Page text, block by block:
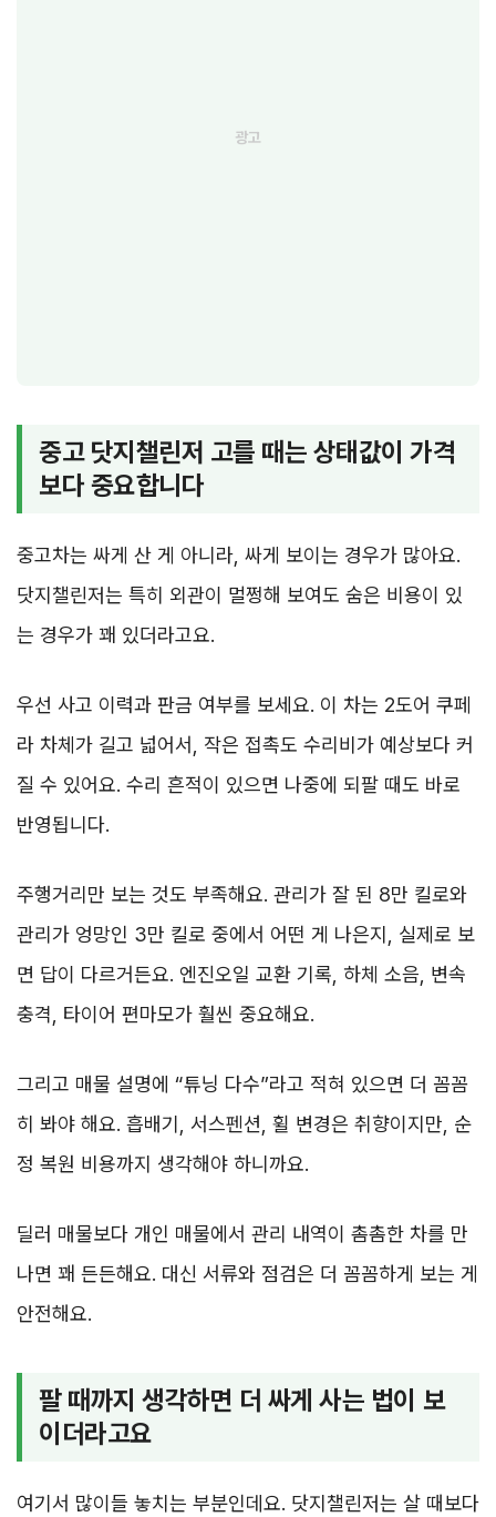
중고 닷지챌린저 고를 때는 상태값이 가격
보다 중요합니다
중고차는 싸게 산 게 아니라, 싸게 보이는 경우가 많아요.
닷지챌린저는 특히 외관이 멀쩡해 보여도 숨은 비용이 있
는 경우가 꽤 있더라고요.
우선 사고 이력과 판금 여부를 보세요. 이 차는 2도어 쿠페
라 차체가 길고 넓어서, 작은 접촉도 수리비가 예상보다 커
질 수 있어요. 수리 흔적이 있으면 나중에 되팔 때도 바로
반영됩니다.
주행거리만 보는 것도 부족해요. 관리가 잘 된 8만 킬로와
관리가 엉망인 3만 킬로 중에서 어떤 게 나은지, 실제로 보
면 답이 다르거든요. 엔진오일 교환 기록, 하체 소음, 변속
충격, 타이어 편마모가 훨씬 중요해요.
그리고 매물 설명에 “튜닝 다수”라고 적혀 있으면 더 꼼꼼
히 봐야 해요. 흡배기, 서스펜션, 휠 변경은 취향이지만, 순
정 복원 비용까지 생각해야 하니까요.
딜러 매물보다 개인 매물에서 관리 내역이 촘촘한 차를 만
나면 꽤 든든해요. 대신 서류와 점검은 더 꼼꼼하게 보는 게
안전해요.
팔 때까지 생각하면 더 싸게 사는 법이 보
이더라고요
여기서 많이들 놓치는 부분인데요. 닷지챌린저는 살 때보다